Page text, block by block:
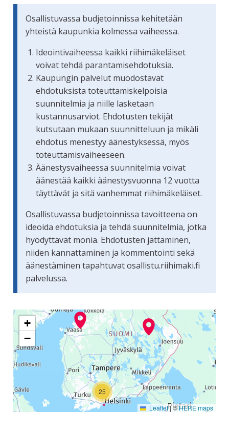
Osallistuvassa budjetoinnissa kehitetään
yhteistä kaupunkia kolmessa vaiheessa.
Ideointivaiheessa kaikki riihimäkeläiset
voivat tehdä parantamisehdotuksia.
Kaupungin palvelut muodostavat
ehdotuksista toteuttamiskelpoisia
suunnitelmia ja niille lasketaan
kustannusarviot. Ehdotusten tekijät
kutsutaan mukaan suunnitteluun ja mikäli
ehdotus menestyy äänestyksessä, myös
toteuttamisvaiheeseen.
Äänestysvaiheessa suunnitelmia voivat
äänestää kaikki äänestysvuonna 12 vuotta
täyttävät ja sitä vanhemmat riihimäkeläiset.
Osallistuvassa budjetoinnissa tavoitteena on
ideoida ehdotuksia ja tehdä suunnitelmia, jotka
hyödyttävät monia. Ehdotusten jättäminen,
niiden kannattaminen ja kommentointi sekä
äänestäminen tapahtuvat osallistu.riihimaki.fi
palvelussa.
Seuraavassa elementissä on kartta, joka esittää
25
+
−
Leaflet|©HERE maps